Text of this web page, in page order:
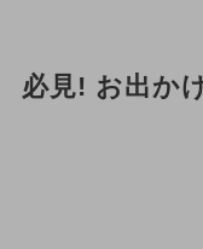
必見! お出か